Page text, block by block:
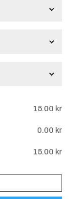
15.00 kr
0.00 kr
15.00 kr